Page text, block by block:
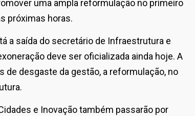
uma ampla reformulação no primeiro
próximas horas.
a saída do secretário de Infraestrutura e
deve ser oficializada ainda hoje. A
desgaste da gestão, a reformulação, no
e Inovação também passarão por